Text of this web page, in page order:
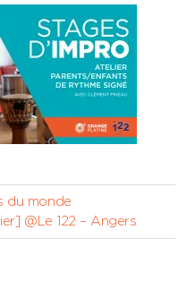
du monde
@Le 122 – Angers